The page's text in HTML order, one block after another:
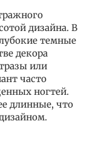
дизайна. В
темные
декора
или
часто
ногтей.
длинные, что